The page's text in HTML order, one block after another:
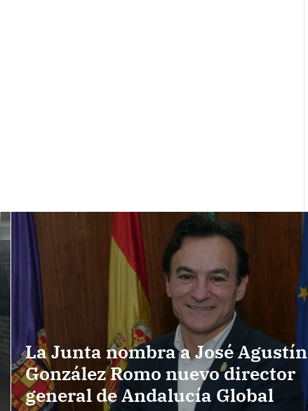
La Junta nombra a José Agustín
González Romo nuevo director
general de Andalucía Global